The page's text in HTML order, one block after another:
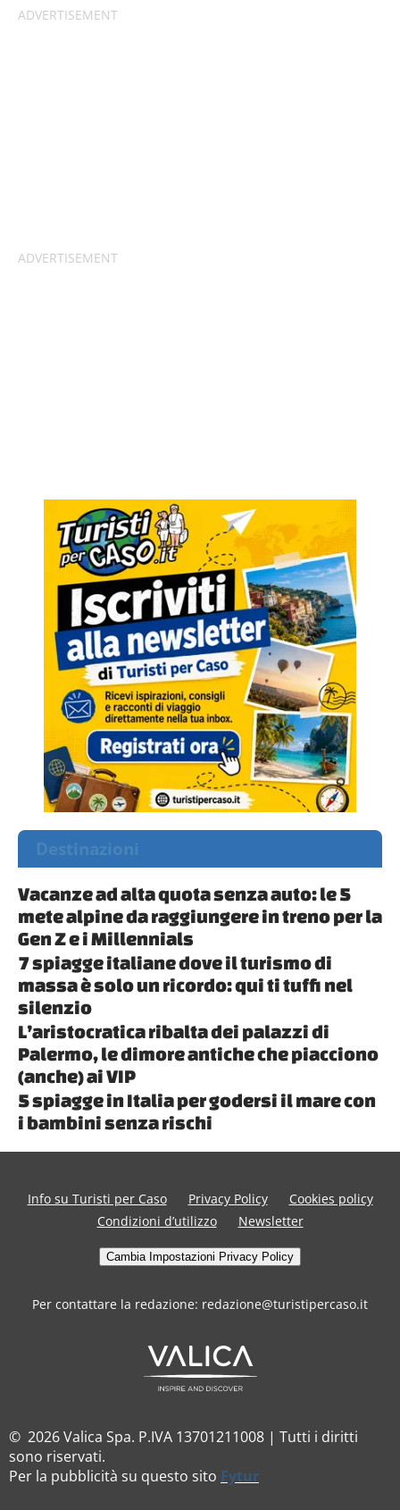
Destinazioni
Vacanze ad alta quota senza auto: le 5
mete alpine da raggiungere in treno per la
Gen Z e i Millennials
7 spiagge italiane dove il turismo di
massa è solo un ricordo: qui ti tuffi nel
silenzio
L’aristocratica ribalta dei palazzi di
Palermo, le dimore antiche che piacciono
(anche) ai VIP
5 spiagge in Italia per godersi il mare con
i bambini senza rischi
Info su Turisti per Caso Privacy Policy
Cookies policy
Condizioni d’utilizzo
Newsletter
Cambia Impostazioni Privacy Policy
Per contattare la redazione: redazione@turistipercaso.it
© 2026 Valica Spa. P.IVA 13701211008 | Tutti i diritti
sono riservati.
Per la pubblicità su questo sito Fytur